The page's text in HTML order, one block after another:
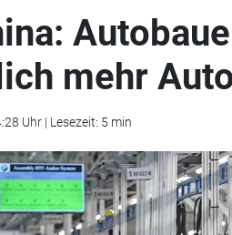
mehr
Uhr | Lesezeit: 5 min